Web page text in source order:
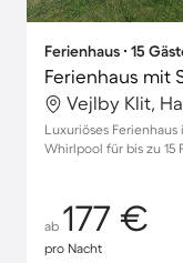
Ferienhaus ∙ 15
Vejlby Klit,
Luxuriöses
Whirlpool für bis zu 15
ab 177 €
pro Nacht